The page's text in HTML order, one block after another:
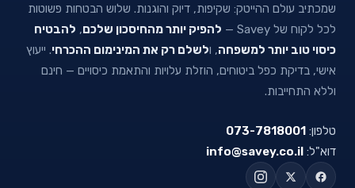
שמכתיב עולם ההייטק: שקיפות, דיוק והוגנות. שלוש הבטחות פשוטות
לכל לקוח של Savey —
להפיק יותר מהחיסכון שלכם, להבטיח
כיסוי טוב יותר למשפחה, ולשלם רק את המינימום ההכרחי. ייעוץ
אישי, בדיקת כפל ביטוחים, הוזלת עלויות והתאמת כיסויים — חינם
וללא התחייבות.
טלפון: 073-7818001
דוא"ל: info@savey.co.il